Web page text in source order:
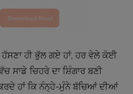
ਹੀ ਭੁੱਲ ਗਏ ਹਾਂ, ਹਰ ਵੇਲੇ ਕੋਈ
ਸਾਡੇ ਚਿਹਰੇ ਦਾ ਸ਼ਿੰਗਾਰ ਬਣੀ
ਹਾਂ ਕਿ ਨੰਨ੍ਹੇ-ਮੁੰਨੇ ਬੱਚਿਆਂ ਦੀਆਂ